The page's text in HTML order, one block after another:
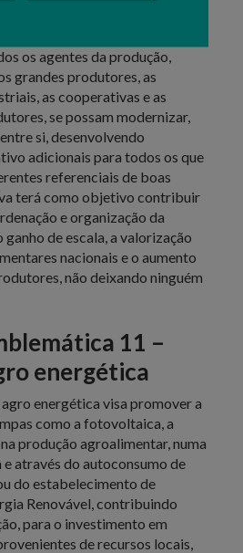
os agentes da produção,
grandes produtores, as
as cooperativas e as
se possam modernizar,
si, desenvolvendo
adicionais para todos os que
referenciais de boas
terá como objetivo contribuir
e organização da
de escala, a valorização
nacionais e o aumento
não deixando ninguém
11 –
energética
energética visa promover a
como a fotovoltaica, a
produção agroalimentar, numa
através do autoconsumo de
do estabelecimento de
Renovável, contribuindo
para o investimento em
de recursos locais,